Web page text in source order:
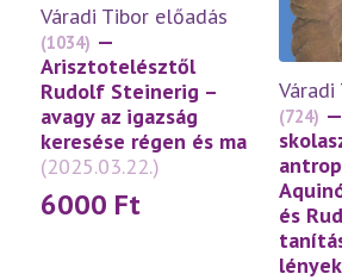
Váradi Tibor előadás
(1034) —
Arisztotelésztől
Rudolf Steinerig –
avagy az igazság
keresése régen és ma
(2025.03.22.)
6000 Ft
(724)
és